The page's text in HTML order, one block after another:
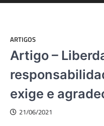
ARTIGOS
Artigo –
exige e
21/06/2021